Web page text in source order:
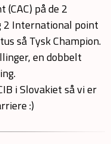
på de 2
International point
så Tysk Champion.
en dobbelt
i Slovakiet så vi er
:)